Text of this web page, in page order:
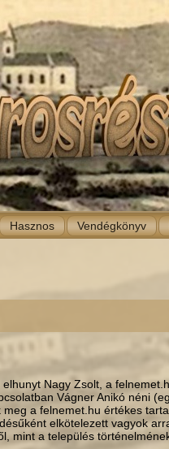
Hasznos Vendégkönyv
Nagy Zsolt, a
Vágner Anikó néni
a felnemet.hu értékes
elkötelezett vagyok
mint a település